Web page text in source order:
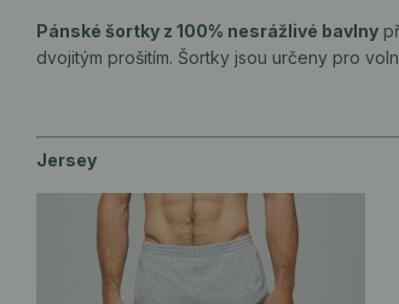
Pánské šortky z 100% nesrážlivé bavlny
dvojitým prošitím. Šortky jsou určeny pro
Jersey